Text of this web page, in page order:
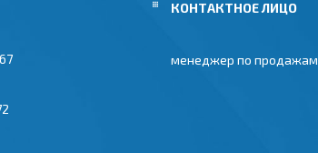
менеджер по продажам